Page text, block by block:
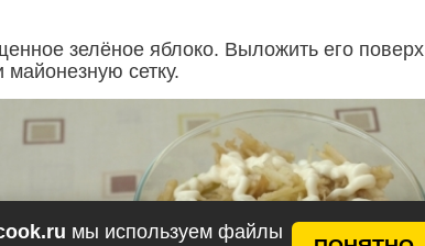
мы используем файлы
зелёное яблоко. Выложить его поверх
сетку.